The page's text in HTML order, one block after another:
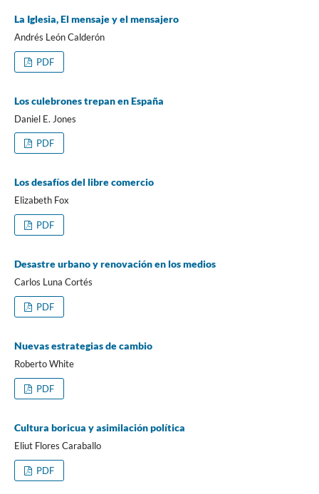
La Iglesia, El mensaje y el mensajero
Andrés León Calderón
PDF
Los culebrones trepan en España
Daniel E. Jones
PDF
Los desafíos del libre comercio
Elizabeth Fox
PDF
Desastre urbano y renovación en los medios
Carlos Luna Cortés
PDF
Nuevas estrategias de cambio
Roberto White
PDF
Cultura boricua y asimilación política
Eliut Flores Caraballo
PDF